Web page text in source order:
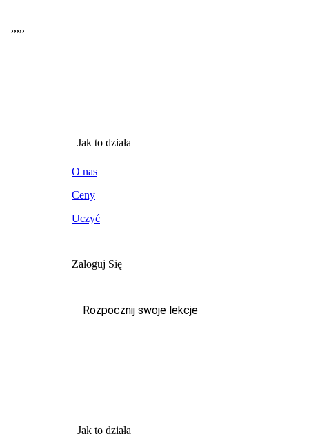
,,,,,
Jak to działa
O nas
Ceny
Uczyć
Zaloguj Się
Rozpocznij swoje lekcje
Jak to działa